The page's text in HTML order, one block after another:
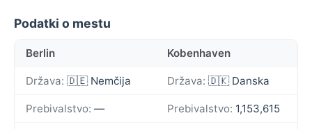
Podatki o mestu
Berlin Kobenhaven
Država: 🇩🇪 Nemčija Država: 🇩🇰 Danska
Prebivalstvo: — Prebivalstvo: 1,153,615